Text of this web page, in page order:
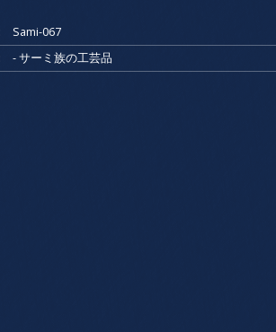
Sami-067
- サーミ族の工芸品